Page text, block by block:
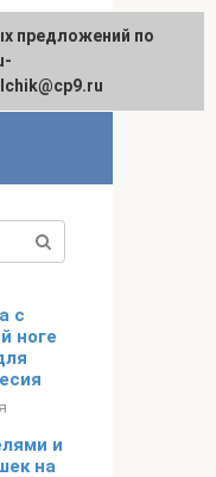
с
ноге
и
на
предложений по